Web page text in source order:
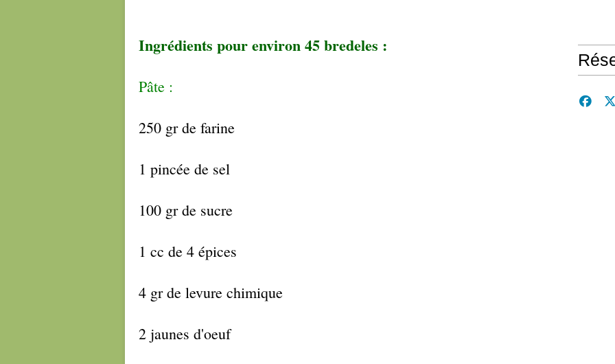
Ingrédients pour environ 45 bredeles :
Pâte :
250 gr de farine
1 pincée de sel
100 gr de sucre
1 cc de 4 épices
4 gr de levure chimique
2 jaunes d'oeuf